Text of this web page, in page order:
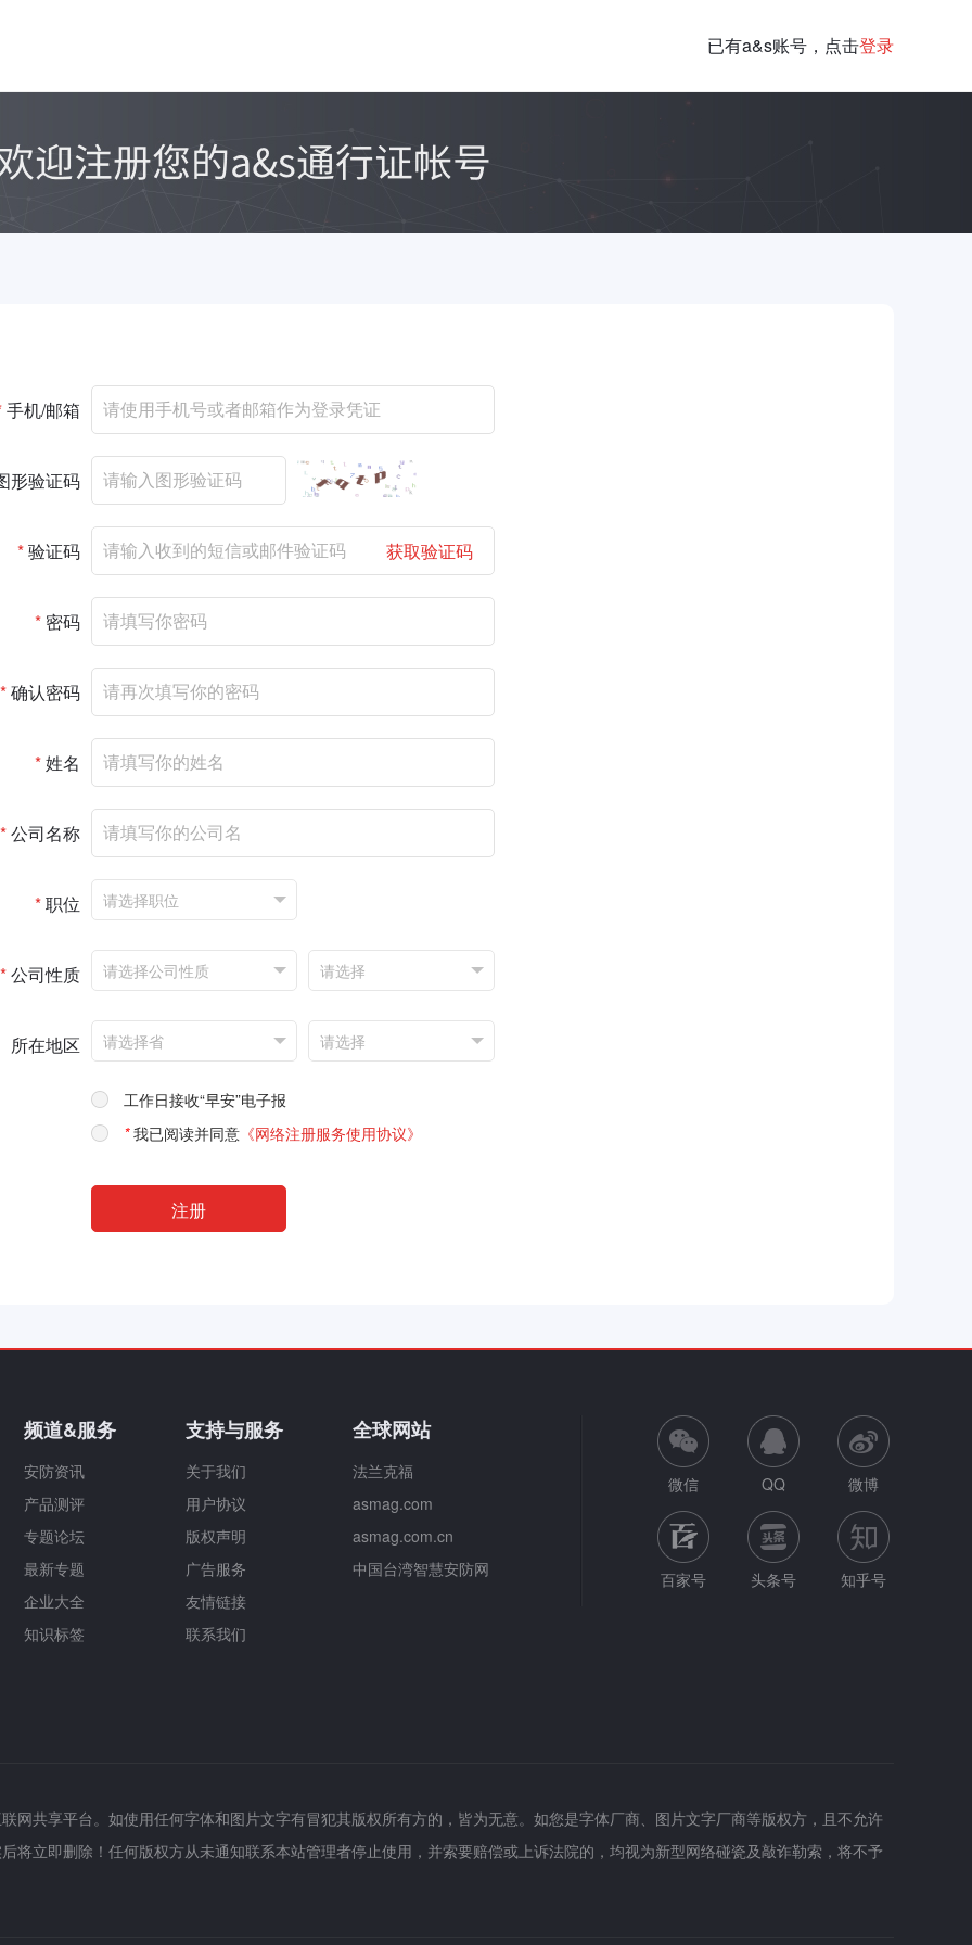
已有a&s账号，点击登录
手机/邮箱
形验证码
*验证码 获取验证码
* 密码
*确认密码
*姓名
*公司名称
*职位
*公司性质
所在地区
工作日接收“早安”电子报
*我已阅读并同意 《网络注册服务使用协议》
频道&服务
安防资讯
产品测评
专题论坛
最新专题
企业大全
知识标签
支持与服务
关于我们
用户协议
版权声明
广告服务
友情链接
联系我们
全球网站
法兰克福
asmag.com
asmag.com.cn
中国台湾智慧安防网
微信 QQ 微博
百家号 头条号 知乎号
网共享平台。如使用任何字体和图片文字有冒犯其版权所有方的，皆为无意。如您是字体厂商、图片文字厂商等版权方，且不允许
将立即删除！任何版权方从未通知联系本站管理者停止使用，并索要赔偿或上诉法院的，均视为新型网络碰瓷及敲诈勒索，将不予